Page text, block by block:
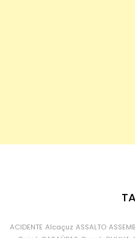
ACIDENTE Alcaçuz ASSALTO